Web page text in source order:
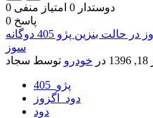
0 دوستدار 0 امتیاز منفی
0 پاسخ
علت خارج شدن دود سیاه از اگزوز در حالت بنزین پژو 405 دوگانه
سوز
در خودرو توسط سجاد
پژو_405
دود_اگزوز
دود